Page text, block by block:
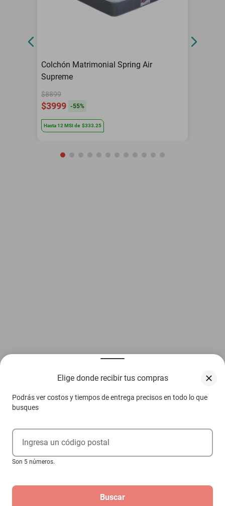
Elige donde recibir tus compras
Podrás ver costos y tiempos de entrega precisos en todo lo que
busques
Ingresa un código postal
Son 5 números.
Buscar
Colchón Matrimonial Spring Air
Supreme
$8899
$3999 -55%
Hasta12 MSIde $333.25